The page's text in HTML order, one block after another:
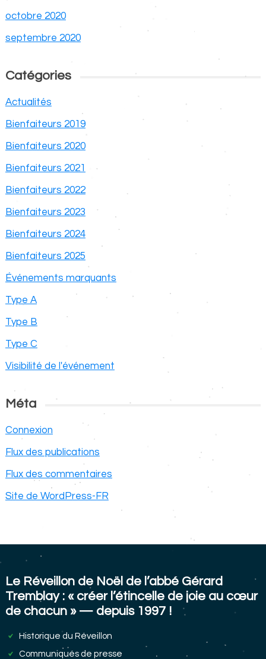
octobre 2020
septembre 2020
Catégories
Actualités
Bienfaiteurs 2019
Bienfaiteurs 2020
Bienfaiteurs 2021
Bienfaiteurs 2022
Bienfaiteurs 2023
Bienfaiteurs 2024
Bienfaiteurs 2025
Événements marquants
Type A
Type B
Type C
Visibilité de l'événement
Méta
Connexion
Flux des publications
Flux des commentaires
Site de WordPress-FR
Le Réveillon de Noël de l’abbé Gérard
Tremblay : « créer l’étincelle de joie au cœur
de chacun » — depuis 1997 !
Historique du Réveillon
Communiqués de presse